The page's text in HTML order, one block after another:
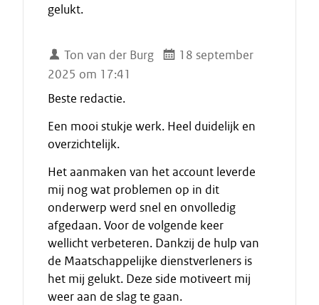
gelukt.
Ton van der Burg
18 september
2025 om 17:41
Beste redactie.
Een mooi stukje werk. Heel duidelijk en
overzichtelijk.
Het aanmaken van het account leverde
mij nog wat problemen op in dit
onderwerp werd snel en onvolledig
afgedaan. Voor de volgende keer
wellicht verbeteren. Dankzij de hulp van
de Maatschappelijke dienstverleners is
het mij gelukt. Deze side motiveert mij
weer aan de slag te gaan.